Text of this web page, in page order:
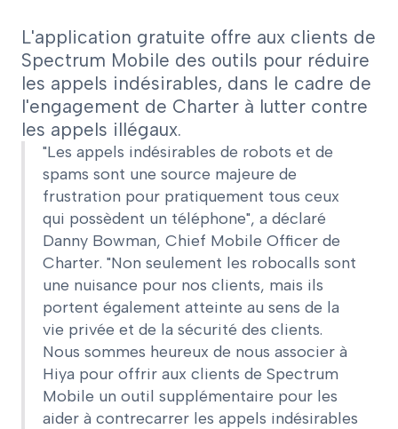
L'application gratuite offre aux clients de
Spectrum Mobile des outils pour réduire
les appels indésirables, dans le cadre de
l'engagement de Charter à lutter contre
les appels illégaux.
"Les appels indésirables de robots et de
spams sont une source majeure de
frustration pour pratiquement tous ceux
qui possèdent un téléphone", a déclaré
Danny Bowman, Chief Mobile Officer de
Charter. "Non seulement les robocalls sont
une nuisance pour nos clients, mais ils
portent également atteinte au sens de la
vie privée et de la sécurité des clients.
Nous sommes heureux de nous associer à
Hiya pour offrir aux clients de Spectrum
Mobile un outil supplémentaire pour les
aider à contrecarrer les appels indésirables